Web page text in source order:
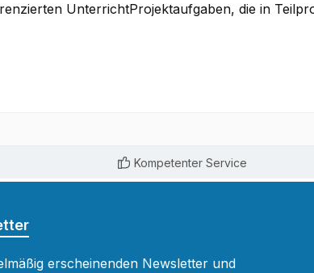
UnterrichtProjektaufgaben, die in
Kompetenter Service
erscheinenden Newsletter und